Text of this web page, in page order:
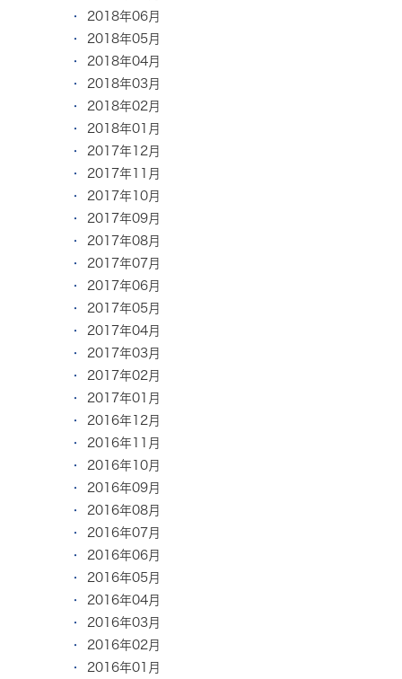
2018年06月
2018年05月
2018年04月
2018年03月
2018年02月
2018年01月
2017年12月
2017年11月
2017年10月
2017年09月
2017年08月
2017年07月
2017年06月
2017年05月
2017年04月
2017年03月
2017年02月
2017年01月
2016年12月
2016年11月
2016年10月
2016年09月
2016年08月
2016年07月
2016年06月
2016年05月
2016年04月
2016年03月
2016年02月
2016年01月